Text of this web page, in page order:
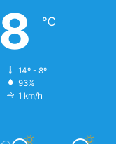
8 ℃
14º - 8º
93%
1 km/h